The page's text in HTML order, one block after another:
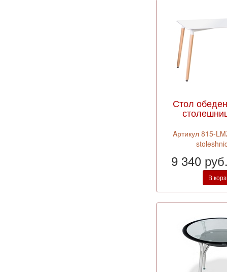
Стол
Aртикул 815-
9 340
В